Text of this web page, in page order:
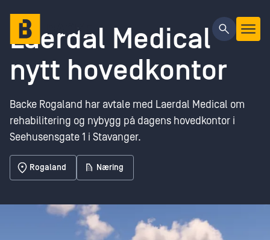
Gå til hovedinnhold
Laerdal Medical
nytt hovedkontor
Backe Rogaland har avtale med Laerdal Medical om
rehabilitering og nybygg på dagens hovedkontor i
Seehusensgate 1 i Stavanger.
Rogaland Næring